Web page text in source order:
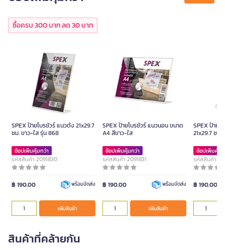
ซื้อครบ 300 บาท ลด 30 บาท
SPEX ป้ายโบรชัวร์ แนวตั้ง 21x29.7
ซม. ขาว-ใส รุ่น 868
ช้อปเพิ่มคุ้มกว่า
รหัสสินค้า 2091830
฿ 190.00 พร้อมจัดส่ง
เพิ่มสินค้า
SPEX ป้ายโบรชัวร์ แนวนอน ขนาด
A4 สีขาว-ใส
ช้อปเพิ่มคุ้มกว่า
รหัสสินค้า 2091831
฿ 190.00 พร้อมจัดส่ง
เพิ่มสินค้า
SPEX ป้าย
21x29.7 ซม.
ช้อปเพิ่มคุ้ม
รหัสสินค้า
฿ 190.00
สินค้าที่คล้ายกัน